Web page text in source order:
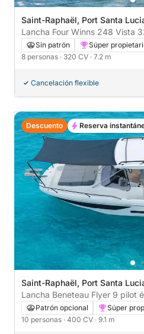
Saint-Raphaël, Port Santa
Sin patrón Súper
8 personas · 320 CV · 7.2 m
Cancelación flexible
Saint-Raphaël, Port Santa
Patrón opcional Súper
10 personas · 400 CV · 9.1 m
Descuento Reserva